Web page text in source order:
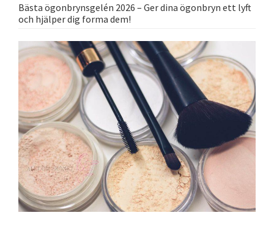
Bästa ögonbrynsgelén 2026 – Ger dina ögonbryn ett lyft
och hjälper dig forma dem!